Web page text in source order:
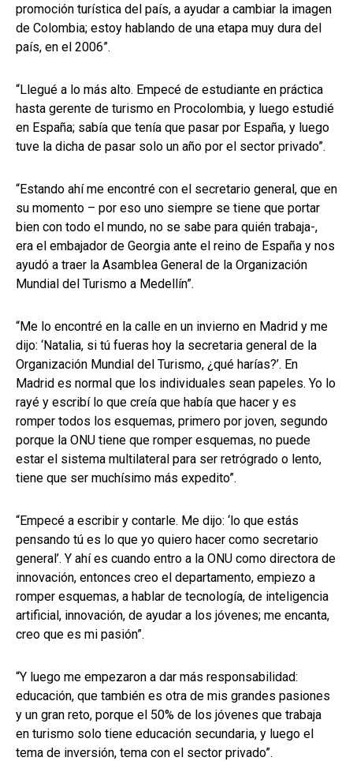
promoción turística del país, a ayudar a cambiar la imagen
de Colombia; estoy hablando de una etapa muy dura del
país, en el 2006”.
“Llegué a lo más alto. Empecé de estudiante en práctica
hasta gerente de turismo en Procolombia, y luego estudié
en España; sabía que tenía que pasar por España, y luego
tuve la dicha de pasar solo un año por el sector privado”.
“Estando ahí me encontré con el secretario general, que en
su momento – por eso uno siempre se tiene que portar
bien con todo el mundo, no se sabe para quién trabaja-,
era el embajador de Georgia ante el reino de España y nos
ayudó a traer la Asamblea General de la Organización
Mundial del Turismo a Medellín”.
“Me lo encontré en la calle en un invierno en Madrid y me
dijo: ‘Natalia, si tú fueras hoy la secretaria general de la
Organización Mundial del Turismo, ¿qué harías?’. En
Madrid es normal que los individuales sean papeles. Yo lo
rayé y escribí lo que creía que había que hacer y es
romper todos los esquemas, primero por joven, segundo
porque la ONU tiene que romper esquemas, no puede
estar el sistema multilateral para ser retrógrado o lento,
tiene que ser muchísimo más expedito”.
“Empecé a escribir y contarle. Me dijo: ‘lo que estás
pensando tú es lo que yo quiero hacer como secretario
general’. Y ahí es cuando entro a la ONU como directora de
innovación, entonces creo el departamento, empiezo a
romper esquemas, a hablar de tecnología, de inteligencia
artificial, innovación, de ayudar a los jóvenes; me encanta,
creo que es mi pasión”.
“Y luego me empezaron a dar más responsabilidad:
educación, que también es otra de mis grandes pasiones
y un gran reto, porque el 50% de los jóvenes que trabaja
en turismo solo tiene educación secundaria, y luego el
tema de inversión, tema con el sector privado”.